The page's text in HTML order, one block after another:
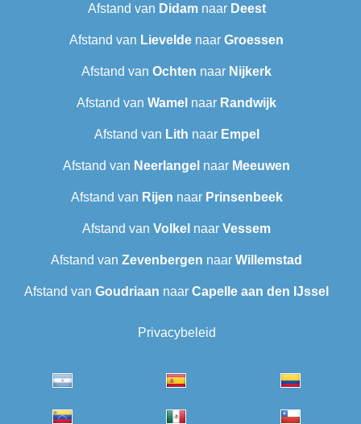
Afstand van Didamnaar Deest
Afstand van Lievelde naar Groessen
Afstand van Ochten naar Nijkerk
Afstand van Wamel naar Randwijk
Afstand van Lith naar Empel
Afstand van Neerlangel naar Meeuwen
Afstand van Rijen naar Prinsenbeek
Afstand van Volkel naar Vessem
Afstand van Zevenbergen naar Willemstad
Afstand van Goudriaan naar Capelle aan den IJssel
Privacybeleid